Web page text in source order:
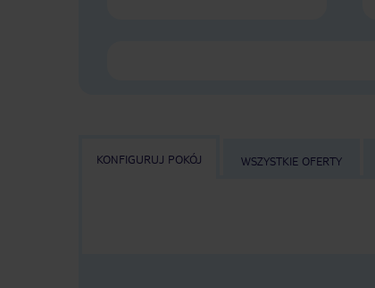
KONFIGURUJ POKÓJ WSZYSTKIE OFERTY